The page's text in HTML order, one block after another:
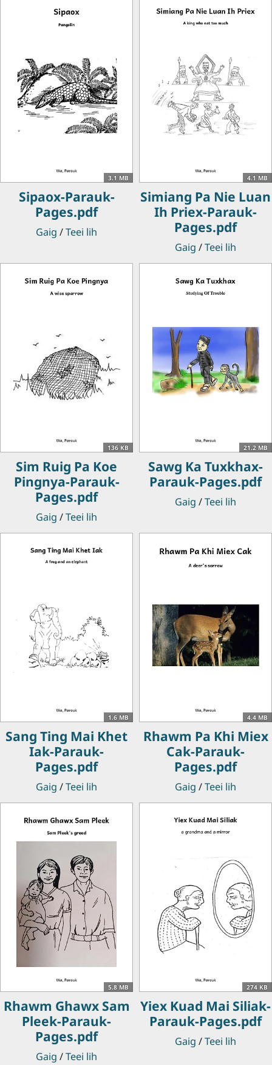
3.1 MB
Sipaox-Parauk-
Pages.pdf
Gaig /Teei lih
4.1 MB
Simiang Pa Nie Luan
Ih Priex-Parauk-
Pages.pdf
Gaig /Teei lih
136 KB
Sim Ruig Pa Koe
Pingnya-Parauk-
Pages.pdf
Gaig /Teei lih
21.2 MB
Sawg Ka Tuxkhax-
Parauk-Pages.pdf
Gaig /Teei lih
1.6 MB
Sang Ting Mai Khet
Iak-Parauk-
Pages.pdf
Gaig /Teei lih
4.4 MB
Rhawm Pa Khi Miex
Cak-Parauk-
Pages.pdf
Gaig /Teei lih
5.8 MB
Rhawm Ghawx Sam
Pleek-Parauk-
Pages.pdf
Gaig /Teei lih
274 KB
Yiex Kuad Mai Siliak-
Parauk-Pages.pdf
Gaig /Teei lih